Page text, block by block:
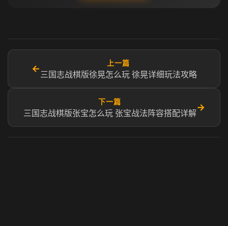
←
上一篇
三国志战棋版徐晃怎么玩 徐晃详细玩法攻略
下一篇
三国志战棋版张宝怎么玩 张宝战法阵容搭配详解
→